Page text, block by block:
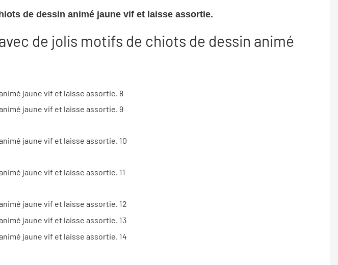
de dessin animé jaune vif et laisse assortie.